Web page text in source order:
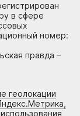
в сфере
номер:
правда –
геолокации